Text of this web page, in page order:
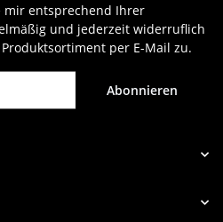
mir entsprechend Ihrer
und jederzeit widerruflich
per E-Mail zu.
Abonnieren